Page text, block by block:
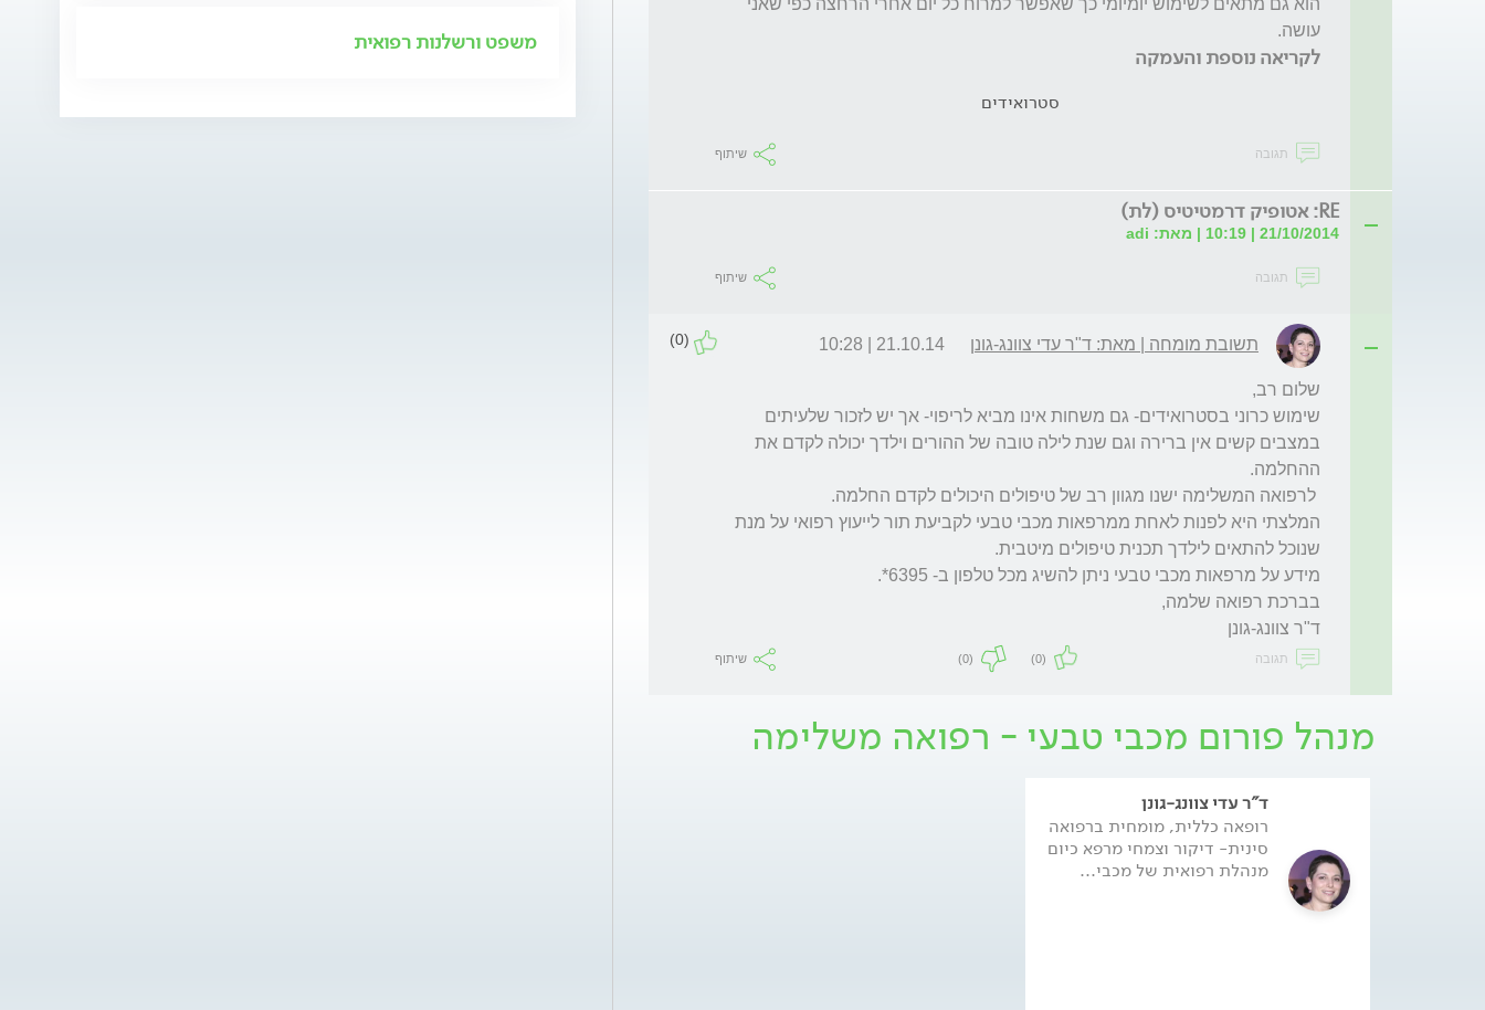
עושה.
לקריאה נוספת והעמקה
סטרואידים
תגובה שיתוף
RE: אטופיק דרמטיטיס (לת)
21/10/2014 | 10:19 | מאת: adi
תגובה שיתוף
תשובת מומחה | מאת: ד"ר עדי צוונג-גונן 21.10.14 | 10:28
(0)
ד"ר צוונג-גונן
תגובה (0)
(0) שיתוף
מנהל פורום מכבי טבעי - רפואה משלימה
ד"ר עדי צוונג-גונן
רופאה כללית, מומחית ברפואה
סינית- דיקור וצמחי מרפא כיום
מנהלת רפואית של מכבי...
משפט ורשלנות רפואית